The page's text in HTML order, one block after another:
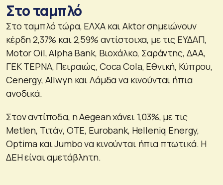
Στο ταμπλό
Στο ταμπλό τώρα, ΕΛΧΑ και Aktor σημειώνουν
κέρδη 2,37% και 2,59% αντίστοιχα, με τις ΕΥΔΑΠ,
Motor Oil, Alpha Bank, Βιοχάλκο, Σαράντης, ΔΑΑ,
ΓΕΚ ΤΕΡΝΑ, Πειραιώς, Coca Cola, Εθνική, Κύπρου,
Cenergy, Allwyn και Λάμδα να κινούνται ήπια
ανοδικά.
Στον αντίποδα, η Aegean χάνει 1,03%, με τις
Metlen, Τιτάν, ΟΤΕ, Eurobank, Helleniq Energy,
Optima και Jumbo να κινούνται ήπια πτωτικά. Η
ΔΕΗ είναι αμετάβλητη.